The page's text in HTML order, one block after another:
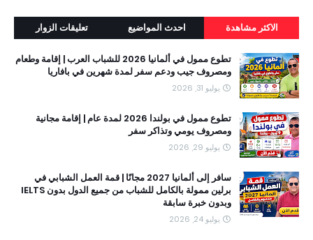
الاكثر مشاهدة احدث المواضيع تعليقات الزوار
تطوع ممول في ألمانيا 2026 للشباب العرب | إقامة وطعام
ومصروف جيب ودعم سفر لمدة شهرين في بافاريا
يوليو 31, 2026
تطوع ممول في بولندا 2026 لمدة عام | إقامة مجانية
ومصروف يومي وتذاكر سفر
يوليو 29, 2026
سافر إلى ألمانيا 2027 مجانًا | قمة العمل الشبابي في
برلين ممولة بالكامل للشباب من جميع الدول بدون IELTS
وبدون خبرة سابقة
يوليو 24, 2026